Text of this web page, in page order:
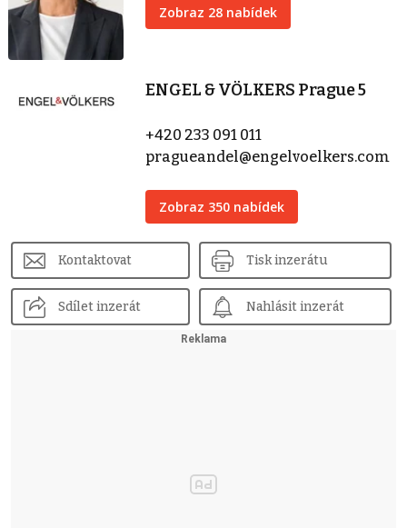
Zobraz 28 nabídek
ENGEL & VÖLKERS Prague 5
+420 233 091 011
pragueandel@engelvoelkers.com
Zobraz 350 nabídek
Kontaktovat Tisk inzerátu
Sdílet inzerát Nahlásit inzerát